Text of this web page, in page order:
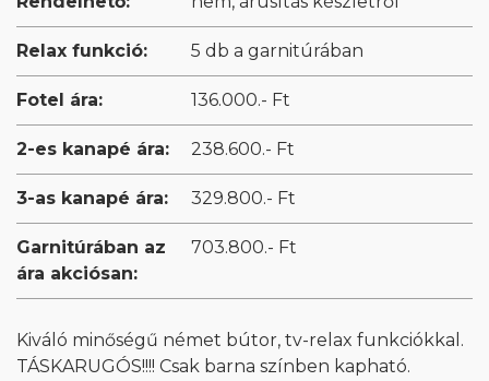
Relax funkció: 5 db a garnitúrában
Fotel ára: 136.000.- Ft
2-es kanapé ára: 238.600.- Ft
3-as kanapé ára: 329.800.- Ft
Garnitúrában az
ára akciósan:
703.800.- Ft
Kiváló minőségű német bútor, tv-relax funkciókkal.
TÁSKARUGÓS!!!! Csak barna színben kapható.